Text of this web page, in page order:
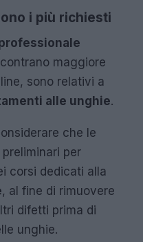
i più richiesti
maggiore
sono relativi a
alle unghie.
che le
per
corsi dedicati alla
, al fine di rimuovere
difetti prima di
unghie.